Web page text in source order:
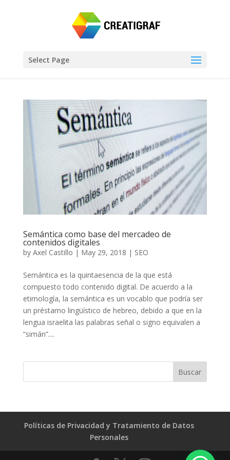
Select Page
Semántica como base del mercadeo de
contenidos digitales
by Axel Castillo | May 29, 2018 | SEO
Semántica es la quintaesencia de la que está
compuesto todo contenido digital. De acuerdo a la
etimología, la semántica es un vocablo que podría ser
un préstamo lingüístico de hebreo, debido a que en la
lengua israelita las palabras señal o signo equivalen a
“simán”....
Políticas de Privacidad y Tratamiento de Datos
Personales